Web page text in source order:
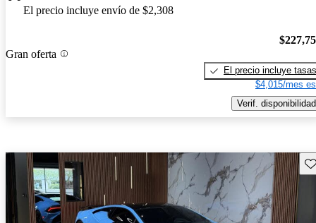
El precio incluye envío de $2,308
Gran oferta
El precio incluye tasas
$4,015/mes
Verif. disponibilidad